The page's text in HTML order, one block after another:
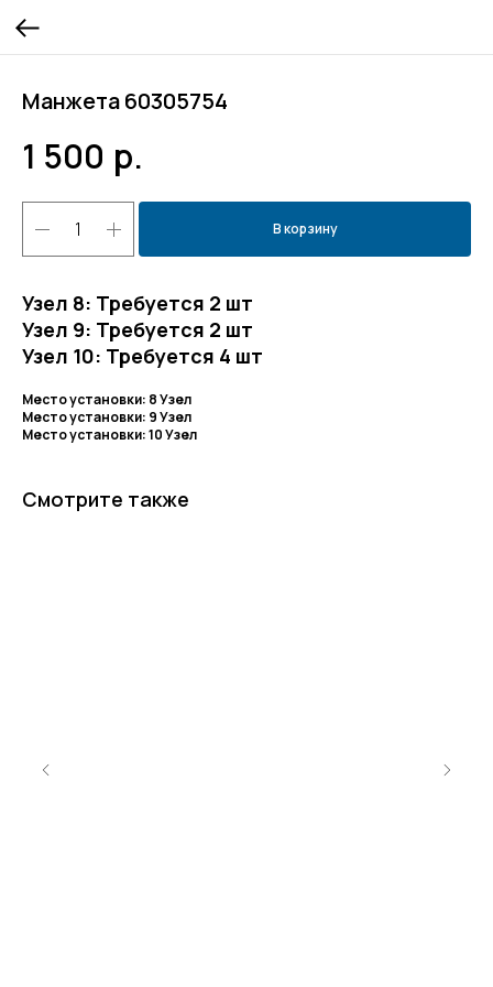
Манжета 60305754
1 500 р.
В корзину
Узел 8: Требуется 2 шт
Узел 9: Требуется 2 шт
Узел 10: Требуется 4 шт
Место установки: 8 Узел
Место установки: 9 Узел
Место установки: 10 Узел
Смотрите также